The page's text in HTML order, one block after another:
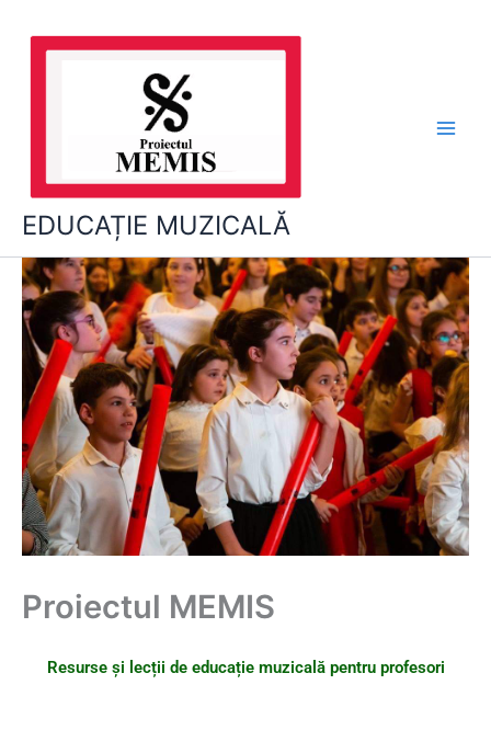
EDUCAȚIE MUZICALĂ
Proiectul MEMIS
Resurse și lecții de educație muzicală pentru profesori